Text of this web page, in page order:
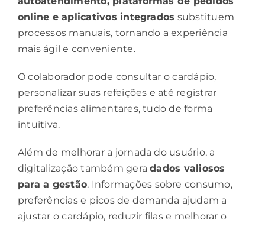
online e aplicativos integrados substituem
processos manuais, tornando a experiência
mais ágil e conveniente.
O colaborador pode consultar o cardápio,
personalizar suas refeições e até registrar
preferências alimentares, tudo de forma
intuitiva.
Além de melhorar a jornada do usuário, a
digitalização também geradados valiosos
para a gestão. Informações sobre consumo,
preferências e picos de demanda ajudam a
ajustar o cardápio, reduzir filas e melhorar o